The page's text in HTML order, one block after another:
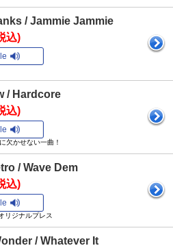
/ Jammie Jammie
込)
/ Hardcore
込)
欠かせない一曲！
/ Wave Dem
込)
リジナルプレス
/ Whatever It